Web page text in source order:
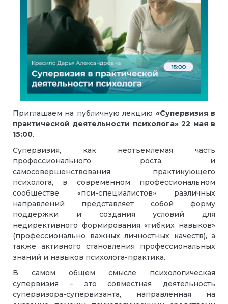
Приглашаем на публичную лекцию «Супервизия в
практической деятельности психолога»22 мая в
15:00.
Супервизия, как неотъемлемая часть
профессионального роста и
самосовершенствования практикующего
психолога, в современном профессиональном
сообществе «пси-специалистов» различных
направлений представляет собой форму
поддержки и создания условий для
недирективного формирования «гибких навыков»
(профессионально важных личностных качеств), а
также активного становления профессиональных
знаний и навыков психолога-практика.
В самом общем смысле психологическая
супервизия – это совместная деятельность
супервизора-супервизанта, направленная на